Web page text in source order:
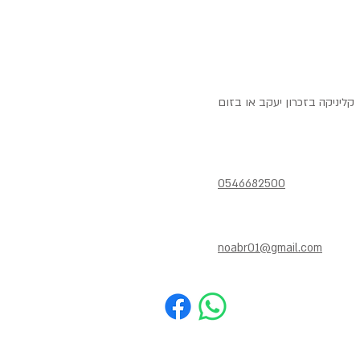
קליניקה בזכרון יעקב או בזום
0546682500
noabr01@gmail.com